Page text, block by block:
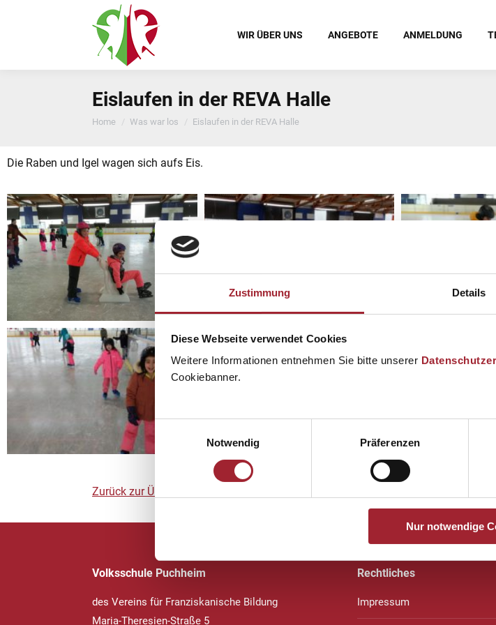
Zustimmung Details
Diese Webseite verwendet Cookies
Weitere Informationen entnehmen Sie bitte unserer
Cookiebanner.
Notwendig
Präferenzen
Nur notwendige
WIR ÜBER UNS ANGEBOTE ANMELDUNG
Eislaufen in der REVA Halle
You are here:
Home Was war los Eislaufen in der REVA Halle
Die Raben und Igel wagen sich aufs Eis.
Zurück zur Übersicht
Volksschule Puchheim
des Vereins für Franziskanische Bildung
Maria-Theresien-Straße 5
Rechtliches
Impressum